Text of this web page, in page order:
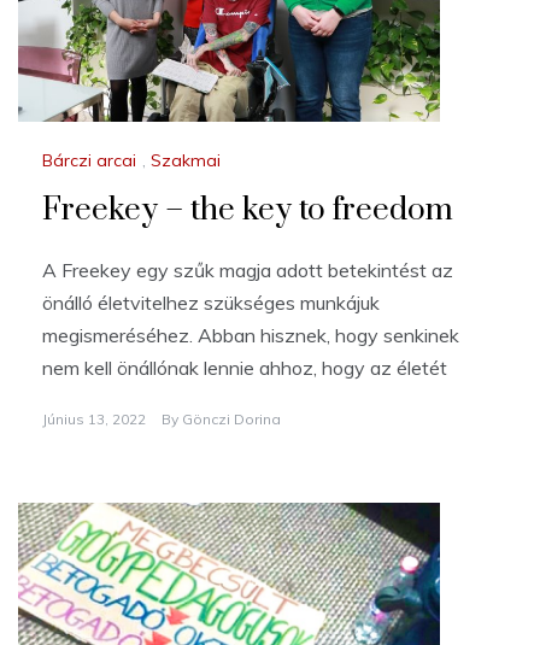
Bárczi arcai , Szakmai
Freekey – the key to freedom
A Freekey egy szűk magja adott betekintést az
önálló életvitelhez szükséges munkájuk
megismeréséhez. Abban hisznek, hogy senkinek
nem kell önállónak lennie ahhoz, hogy az életét
Június 13, 2022 By Gönczi Dorina